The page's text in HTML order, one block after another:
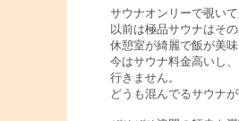
サウナオンリーで覗い
以前は極品サウナはその
休憩室が綺麗で飯が美味
今はサウナ料金高いし
行きません。
どうも混んでるサウナが